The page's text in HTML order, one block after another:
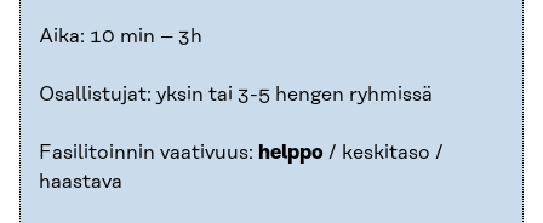
Aika: 10 min – 3h
Osallistujat: yksin tai 3-5 hengen ryhmissä
Fasilitoinnin vaativuus: helppo / keskitaso /
haastava